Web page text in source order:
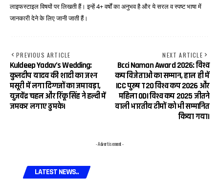
लाइफस्टाइल विषयों पर लिखती हैं। इन्हें 4+ वर्षों का अनुभव है और ये सरल व स्पष्ट भाषा में
जानकारी देने के लिए जानी जाती हैं।
PREVIOUS ARTICLE
Kuldeep Yadav’s Wedding:
कुलदीप यादव की शादी का जश्न
मसूरी में लगा दिग्गजों का जमावड़ा,
युजवेंद्र चहल और रिंकू सिंह ने हल्दी में
जमकर लगाए ठुमके।
NEXT ARTICLE
Bcci Naman Award 2026: विश्व
कप विजेताओं का सम्मान, हाल ही में
ICC पुरुष T20 विश्व कप 2026 और
महिला ODI विश्व कप 2025 जीतने
वाली भारतीय टीमों को भी सम्मानित
किया गया।
- Advertisement -
LATEST NEWS..